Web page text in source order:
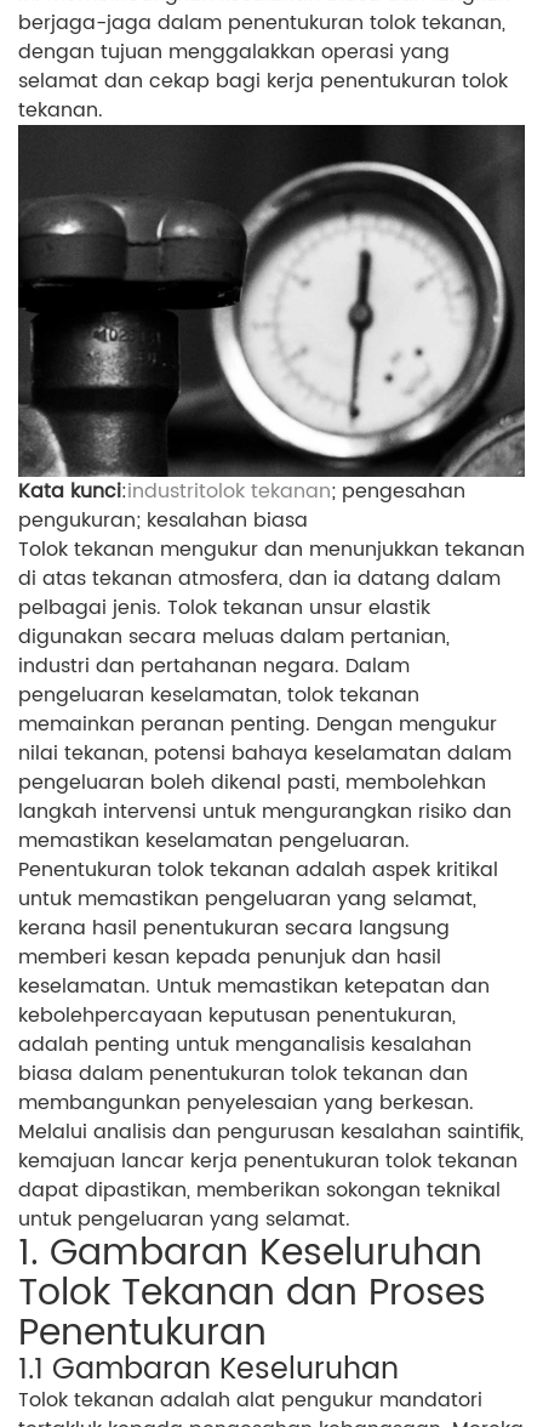
berjaga-jaga dalam penentukuran tolok tekanan,
dengan tujuan menggalakkan operasi yang
selamat dan cekap bagi kerja penentukuran tolok
tekanan.
Kata kunci:industritolok tekanan; pengesahan
pengukuran; kesalahan biasa
Tolok tekanan mengukur dan menunjukkan tekanan
di atas tekanan atmosfera, dan ia datang dalam
pelbagai jenis. Tolok tekanan unsur elastik
digunakan secara meluas dalam pertanian,
industri dan pertahanan negara. Dalam
pengeluaran keselamatan, tolok tekanan
memainkan peranan penting. Dengan mengukur
nilai tekanan, potensi bahaya keselamatan dalam
pengeluaran boleh dikenal pasti, membolehkan
langkah intervensi untuk mengurangkan risiko dan
memastikan keselamatan pengeluaran.
Penentukuran tolok tekanan adalah aspek kritikal
untuk memastikan pengeluaran yang selamat,
kerana hasil penentukuran secara langsung
memberi kesan kepada penunjuk dan hasil
keselamatan. Untuk memastikan ketepatan dan
kebolehpercayaan keputusan penentukuran,
adalah penting untuk menganalisis kesalahan
biasa dalam penentukuran tolok tekanan dan
membangunkan penyelesaian yang berkesan.
Melalui analisis dan pengurusan kesalahan saintifik,
kemajuan lancar kerja penentukuran tolok tekanan
dapat dipastikan, memberikan sokongan teknikal
untuk pengeluaran yang selamat.
1. Gambaran Keseluruhan
Tolok Tekanan dan Proses
Penentukuran
1.1 Gambaran Keseluruhan
Tolok tekanan adalah alat pengukur mandatori